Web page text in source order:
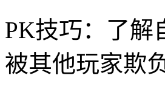
PK技巧：了解
被其他玩家欺负